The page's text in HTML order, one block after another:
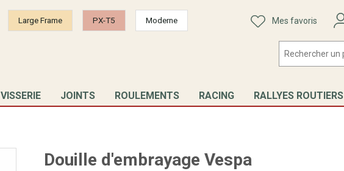
Large Frame PX-T5 Moderne Mes favoris
VISSERIE JOINTS ROULEMENTS RACING RALLYES ROUTIERS
Douille d'embrayage Vespa